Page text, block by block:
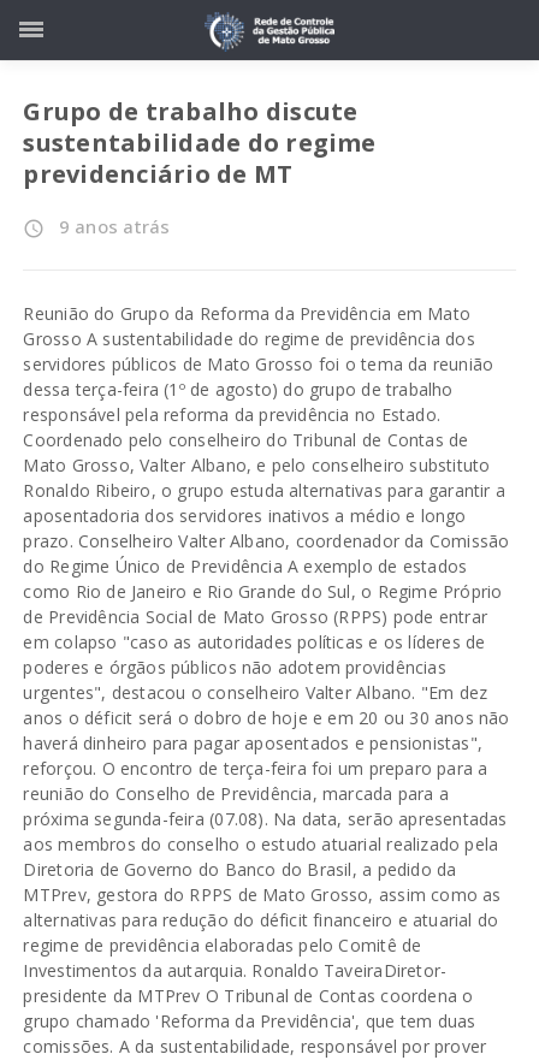
Grupo de trabalho discute
sustentabilidade do regime
previdenciário de MT
access_time 9 anos atrás
Reunião do Grupo da Reforma da Previdência em Mato
Grosso A sustentabilidade do regime de previdência dos
servidores públicos de Mato Grosso foi o tema da reunião
dessa terça-feira (1º de agosto) do grupo de trabalho
responsável pela reforma da previdência no Estado.
Coordenado pelo conselheiro do Tribunal de Contas de
Mato Grosso, Valter Albano, e pelo conselheiro substituto
Ronaldo Ribeiro, o grupo estuda alternativas para garantir a
aposentadoria dos servidores inativos a médio e longo
prazo. Conselheiro Valter Albano, coordenador da Comissão
do Regime Único de Previdência A exemplo de estados
como Rio de Janeiro e Rio Grande do Sul, o Regime Próprio
de Previdência Social de Mato Grosso (RPPS) pode entrar
em colapso "caso as autoridades políticas e os líderes de
poderes e órgãos públicos não adotem providências
urgentes", destacou o conselheiro Valter Albano. "Em dez
anos o déficit será o dobro de hoje e em 20 ou 30 anos não
haverá dinheiro para pagar aposentados e pensionistas",
reforçou. O encontro de terça-feira foi um preparo para a
reunião do Conselho de Previdência, marcada para a
próxima segunda-feira (07.08). Na data, serão apresentadas
aos membros do conselho o estudo atuarial realizado pela
Diretoria de Governo do Banco do Brasil, a pedido da
MTPrev, gestora do RPPS de Mato Grosso, assim como as
alternativas para redução do déficit financeiro e atuarial do
regime de previdência elaboradas pelo Comitê de
Investimentos da autarquia. Ronaldo TaveiraDiretor-
presidente da MTPrev O Tribunal de Contas coordena o
grupo chamado 'Reforma da Previdência', que tem duas
comissões. A da sustentabilidade, responsável por prover